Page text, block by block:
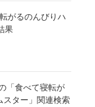
がるのんびりハ
果
「食べて寝転が
スター」関連検索